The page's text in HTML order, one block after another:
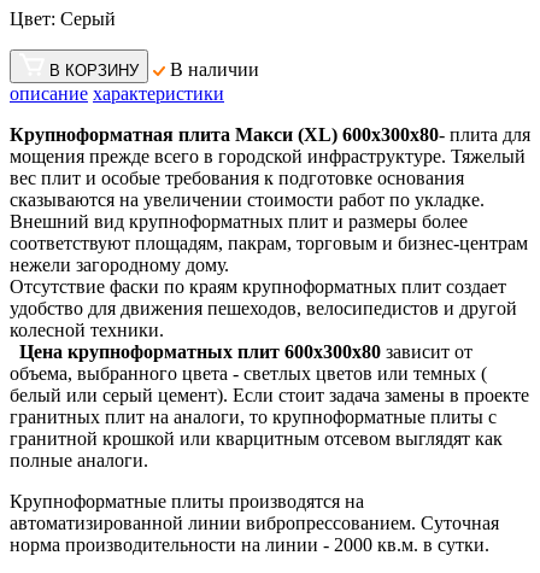
Цвет: Серый
В КОРЗИНУ
В наличии
описание характеристики
Крупноформатная плита Макси (XL) 600х300х80- плита для
мощения прежде всего в городской инфраструктуре. Тяжелый
вес плит и особые требования к подготовке основания
сказываются на увеличении стоимости работ по укладке.
Внешний вид крупноформатных плит и размеры более
соответствуют площадям, пакрам, торговым и бизнес-центрам
нежели загородному дому.
Отсутствие фаски по краям крупноформатных плит создает
удобство для движения пешеходов, велосипедистов и другой
колесной техники.
Цена крупноформатных плит 600х300х80 зависит от
объема, выбранного цвета - светлых цветов или темных (
белый или серый цемент). Если стоит задача замены в проекте
гранитных плит на аналоги, то крупноформатные плиты с
гранитной крошкой или кварцитным отсевом выглядят как
полные аналоги.
Крупноформатные плиты производятся на
автоматизированной линии вибропрессованием. Суточная
норма производительности на линии - 2000 кв.м. в сутки.